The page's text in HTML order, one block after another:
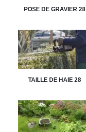
POSE DE GRAVIER 28
TAILLE DE HAIE 28